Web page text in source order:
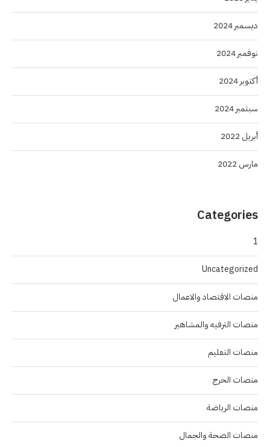
ديسمبر 2024
نوفمبر 2024
أكتوبر 2024
سبتمبر 2024
أبريل 2022
مارس 2022
Categories
1
Uncategorized
منصات الاقتصاد والاعمال
منصات الترفيه والمشاهير
منصات التعليم
منصات الخرج
منصات الرياضة
منصات الصحة والجمال